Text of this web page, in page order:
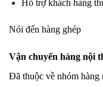
Hỗ trợ khách hàng
Nói đến hàng ghép
Vận chuyển hàng nội
Đã thuộc về nhóm hàng